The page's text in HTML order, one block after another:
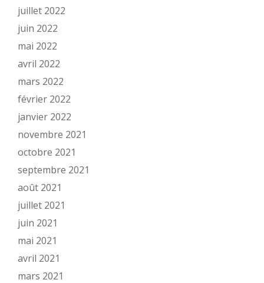
juillet 2022
juin 2022
mai 2022
avril 2022
mars 2022
février 2022
janvier 2022
novembre 2021
octobre 2021
septembre 2021
août 2021
juillet 2021
juin 2021
mai 2021
avril 2021
mars 2021